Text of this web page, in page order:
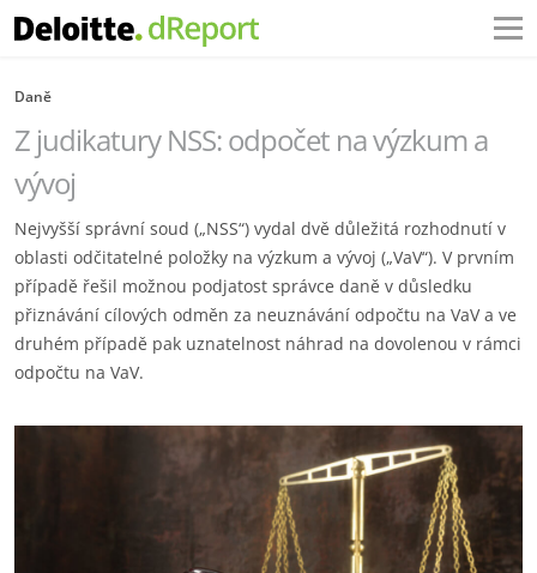
Daně
Z judikatury NSS: odpočet na výzkum a
vývoj
Nejvyšší správní soud („NSS“) vydal dvě důležitá rozhodnutí v
oblasti odčitatelné položky na výzkum a vývoj („VaV“). V prvním
případě řešil možnou podjatost správce daně v důsledku
přiznávání cílových odměn za neuznávání odpočtu na VaV a ve
druhém případě pak uznatelnost náhrad na dovolenou v rámci
odpočtu na VaV.